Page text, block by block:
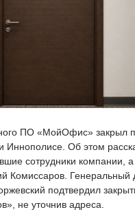
ПО «МойОфис» закрыл
Иннополисе. Об этом
сотрудники компании, а
Комиссаров. Генеральный
подтвердил
не уточнив адреса.